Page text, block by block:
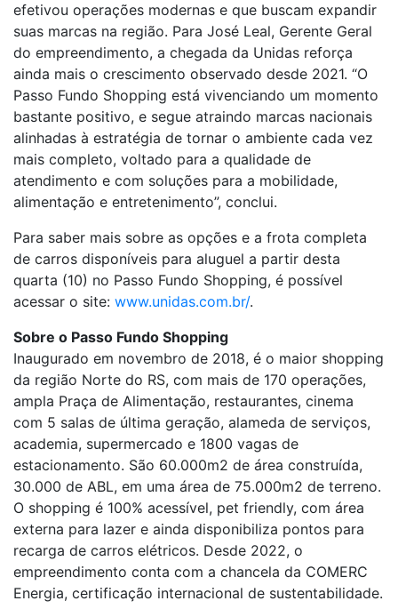
efetivou operações modernas e que buscam expandir
suas marcas na região. Para José Leal, Gerente Geral
do empreendimento, a chegada da Unidas reforça
ainda mais o crescimento observado desde 2021. “O
Passo Fundo Shopping está vivenciando um momento
bastante positivo, e segue atraindo marcas nacionais
alinhadas à estratégia de tornar o ambiente cada vez
mais completo, voltado para a qualidade de
atendimento e com soluções para a mobilidade,
alimentação e entretenimento”, conclui.
Para saber mais sobre as opções e a frota completa
de carros disponíveis para aluguel a partir desta
quarta (10) no Passo Fundo Shopping, é possível
acessar o site: www.unidas.com.br/.
Sobre o Passo Fundo Shopping
Inaugurado em novembro de 2018, é o maior shopping
da região Norte do RS, com mais de 170 operações,
ampla Praça de Alimentação, restaurantes, cinema
com 5 salas de última geração, alameda de serviços,
academia, supermercado e 1800 vagas de
estacionamento. São 60.000m2 de área construída,
30.000 de ABL, em uma área de 75.000m2 de terreno.
O shopping é 100% acessível, pet friendly, com área
externa para lazer e ainda disponibiliza pontos para
recarga de carros elétricos. Desde 2022, o
empreendimento conta com a chancela da COMERC
Energia, certificação internacional de sustentabilidade.